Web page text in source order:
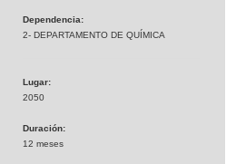
Dependencia:
2- DEPARTAMENTO DE QUÍMICA
Lugar:
2050
Duración:
12 meses